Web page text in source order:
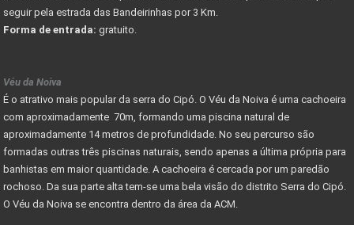
seguir pela estrada das Bandeirinhas por 3 Km.
Forma de entrada: gratuito.
Véu da Noiva
É o atrativo mais popular da serra do Cipó. O Véu da Noiva é uma cachoeira
com aproximadamente 70m, formando uma piscina natural de
aproximadamente 14 metros de profundidade. No seu percurso são
formadas outras três piscinas naturais, sendo apenas a última própria para
banhistas em maior quantidade. A cachoeira é cercada por um paredão
rochoso. Da sua parte alta tem-se uma bela visão do distrito Serra do Cipó.
O Véu da Noiva se encontra dentro da área da ACM.